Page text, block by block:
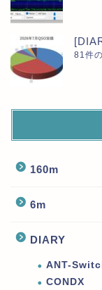
81件
160m
6m
DIARY
ANT-
CONDX